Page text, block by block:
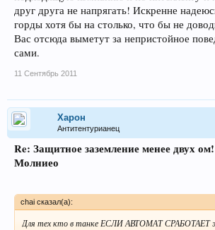
друг друга не напрягать! Искренне
горды хотя бы на столько, что бы не
Вас отсюда выметут за непристойное
сами.
11 Сентябрь 2011
Харон
Антитентурианец
Re: Защитное заземление менее двух
Молниео
chai сказал(а):
Для тех кто в танке ЕСЛИ АВТОМАТ СРАБОТАЕТ